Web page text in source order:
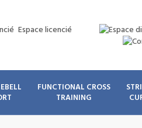
Espace licencié
FUNCTIONAL CROSS
TRAINING